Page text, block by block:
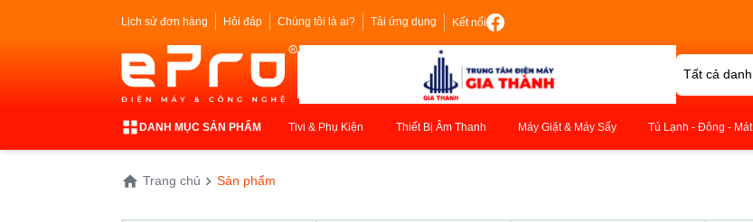
Lịch sử đơn hàng Hỏi đáp Chúng tôi là ai? Tải ứng dụng Kết nối
Tất cả
DANH MỤC SẢN PHẨM Tivi & Phụ Kiện Thiết Bị Âm Thanh Máy Giặt & Máy Sấy Tủ Lạnh - Đông - Mát
Trang chủ Sản phẩm